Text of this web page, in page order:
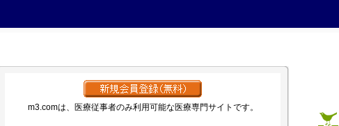
m3.comは、医療従事者のみ利用可能な医療専門サイトです。